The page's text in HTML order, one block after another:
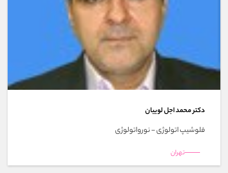
دکتر محمد اجل لوییان
فلوشیپ اتولوژی - نورواتولوژی
تهران